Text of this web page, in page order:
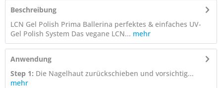
Beschreibung
LCN Gel Polish Prima Ballerina perfektes & einfaches UV-
Gel Polish System Das vegane LCN... mehr
Anwendung
Step 1: Die Nagelhaut zurückschieben und vorsichtig...
mehr